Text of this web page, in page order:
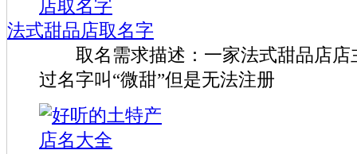
法式甜品店取名字
取名需求描述：一家法式甜品店店
过名字叫“微甜”但是无法注册